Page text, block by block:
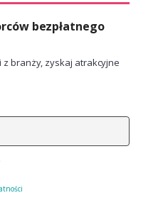
bezpłatnego
z branży, zyskaj atrakcyjne